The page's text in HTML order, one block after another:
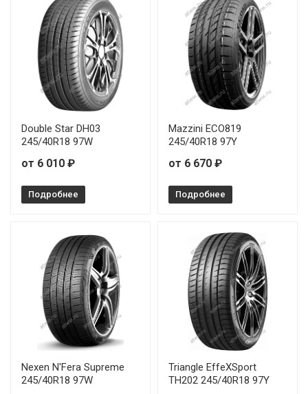
Double Star DH03
245/40R18 97W
от 6 010 ₽
Подробнее
Mazzini ECO819
245/40R18 97Y
от 6 670 ₽
Подробнее
Nexen N'Fera Supreme
245/40R18 97W
Triangle EffeXSport
TH202 245/40R18 97Y